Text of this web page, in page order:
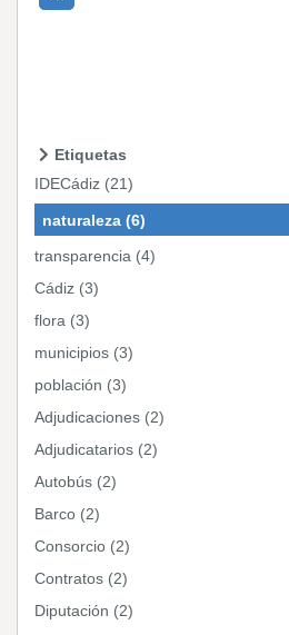
Etiquetas
IDECádiz (21)
naturaleza (6)
transparencia (4)
Cádiz (3)
flora (3)
municipios (3)
población (3)
Adjudicaciones (2)
Adjudicatarios (2)
Autobús (2)
Barco (2)
Consorcio (2)
Contratos (2)
Diputación (2)